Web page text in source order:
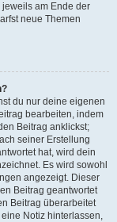
am Ende der
neue Themen
du nur deine eigenen
bearbeiten, indem
Beitrag anklickst;
seiner Erstellung
hat, wird dein
Es wird sowohl
angezeigt. Dieser
Beitrag geantwortet
Beitrag überarbeitet
Notiz hinterlassen,